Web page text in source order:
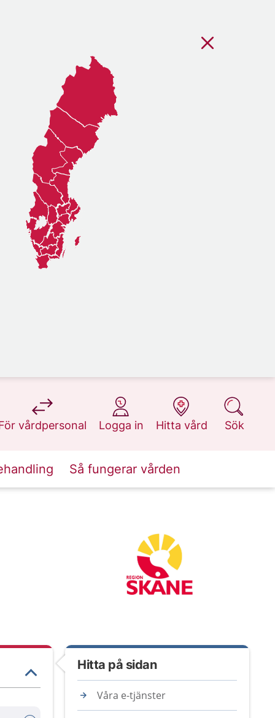
vårdpersonal
på 1177.se
Logga in
på 1177.se
Hitta vård
på 1177.se
Sök
på 1177.se
Så fungerar vården
Hitta på sidan
Våra e-tjänster